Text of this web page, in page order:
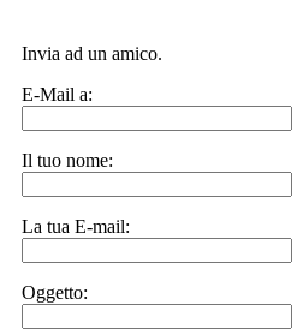
Invia ad un amico.
E-Mail a:
Il tuo nome:
La tua E-mail:
Oggetto: